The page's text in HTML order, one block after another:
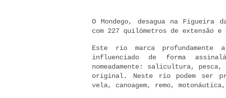
O Mondego, desagua na
com 227 quilómetros de extensão
Este rio marca
influenciado de forma
nomeadamente: salicultura,
original. Neste rio podem ser
vela, canoagem, remo,